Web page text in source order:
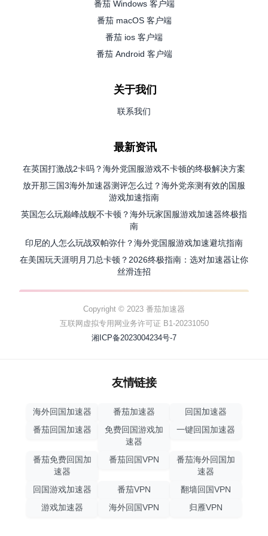
番茄 Windows 客户端
番茄 macOS 客户端
番茄 ios 客户端
番茄 Android 客户端
关于我们
联系我们
最新资讯
在英国打激战2卡吗？海外党国服游戏不卡顿的终极解决方案
放开那三国3海外加速器测评怎么过？海外党亲测有效的国服
游戏加速指南
英国怎么玩巅峰战舰不卡顿？海外玩家国服游戏加速器终极指
南
印尼的人怎么玩战双帕弥什？海外党国服游戏加速避坑指南
在美国玩天涯明月刀总卡顿？2026终极指南：选对加速器让你
丝滑连招
Copyright © 2023 番茄加速器
互联网虚拟专用网业务许可证 B1-20231050
湘ICP备2023004234号-7
友情链接
海外回国加速器 番茄加速器
回国加速器
番茄回国加速器
免费回国游戏加
速器
一键回国加速器
番茄免费回国加
速器
番茄回国VPN
番茄海外回国加
速器
回国游戏加速器
番茄VPN
翻墙回国VPN
游戏加速器
海外回国VPN 归雁VPN